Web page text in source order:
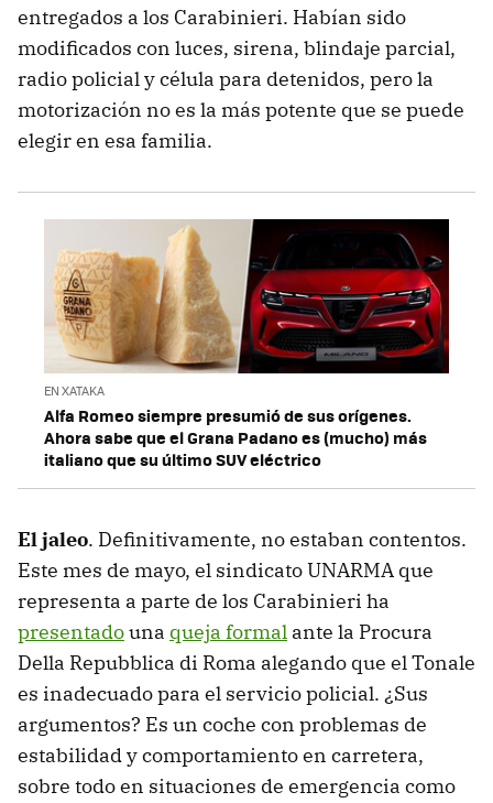
entregados a los Carabinieri. Habían sido
modificados con luces, sirena, blindaje parcial,
radio policial y célula para detenidos, pero la
motorización no es la más potente que se puede
elegir en esa familia.
EN XATAKA
Alfa Romeo siempre presumió de sus orígenes.
Ahora sabe que el Grana Padano es (mucho) más
italiano que su último SUV eléctrico
El jaleo. Definitivamente, no estaban contentos.
Este mes de mayo, el sindicato UNARMA que
representa a parte de los Carabinieri ha
presentadouna queja formal ante la Procura
Della Repubblica di Roma alegando que el Tonale
es inadecuado para el servicio policial. ¿Sus
argumentos? Es un coche con problemas de
estabilidad y comportamiento en carretera,
sobre todo en situaciones de emergencia como